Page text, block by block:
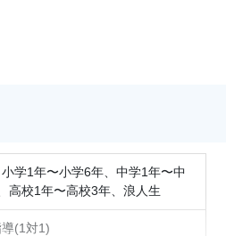
学1年〜小学6年、中学1年〜中
高校1年〜高校3年、浪人生
(1対1)